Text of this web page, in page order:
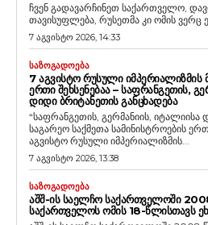
ჩვენ გადავარჩინეთ საქართველო,
თავისუფლება, რუსეთმა კი ომის ვერც
7 აგვისტო 2026, 14:33
ᲡᲐᲖᲝᲒᲐᲓᲝᲔᲑᲐ
7 ᲐᲒᲕᲘᲡᲢᲝ ᲠᲣᲡᲣᲚᲘ ᲘᲛᲞᲔᲠᲘᲐᲚᲘᲖᲛᲘᲡ
ᲔᲠᲗᲘ ᲨᲔᲮᲡᲔᲜᲔᲑᲐᲐ – ᲡᲐᲤᲠᲐᲜᲒᲔᲗᲘᲡ,
ᲓᲘᲓᲘ ᲑᲠᲘᲢᲐᲜᲔᲗᲘᲡ ᲒᲐᲜᲪᲮᲐᲓᲔᲑᲐ
“საფრანგეთის, გერმანიის, იტალიისა
საგარეო საქმეთა სამინისტროების
აგვისტო რუსული იმპერიალიზმის...
7 აგვისტო 2026, 13:38
ᲡᲐᲖᲝᲒᲐᲓᲝᲔᲑᲐ
ᲐᲨᲨ-ᲘᲡ ᲡᲐᲔᲚᲩᲝ ᲡᲐᲥᲐᲠᲗᲕᲔᲚᲝᲨᲘ
ᲡᲐᲥᲐᲠᲗᲕᲔᲚᲝᲡ ᲝᲛᲘᲡ 18-ᲬᲚᲘᲡᲗᲐᲕᲡ